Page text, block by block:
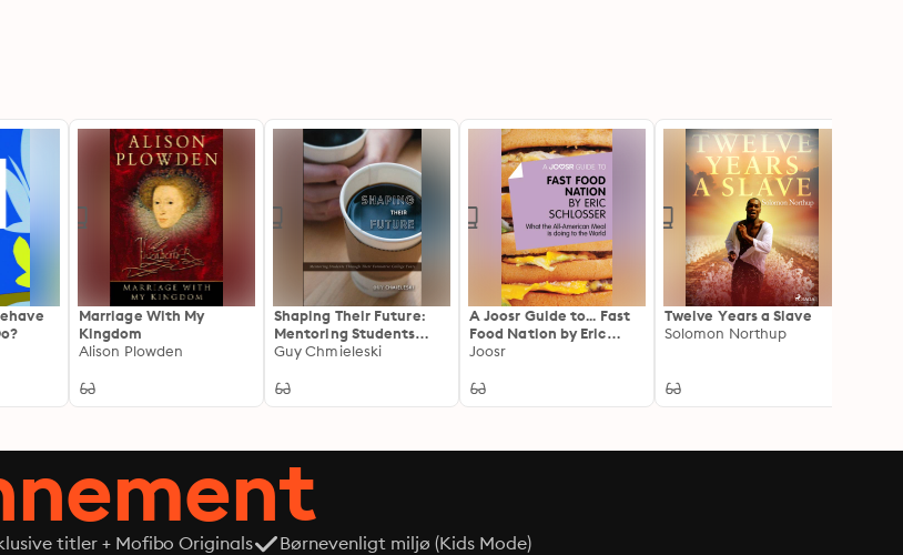
Marriage With My
Kingdom
Alison Plowden
Shaping Their Future:
Mentoring Students
Through Their Formative
Guy Chmieleski
A Joosr Guide to... Fast
Food Nation by Eric
Schlosser: What The All-
to the World
Joosr
Twelve Years a Slave
Solomon Northup
titler + Mofibo Originals
Børnevenligt miljø (Kids Mode)